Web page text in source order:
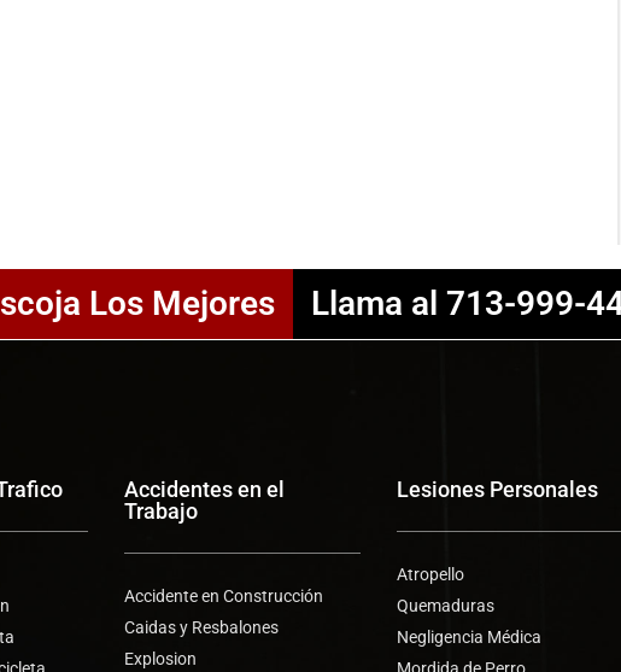
Los Mejores Llama al 713-999-
Accidentes en el
Trabajo
Accidente en Construcción
Caidas y Resbalones
Explosion
Lesiones Personales
Atropello
Quemaduras
Negligencia Médica